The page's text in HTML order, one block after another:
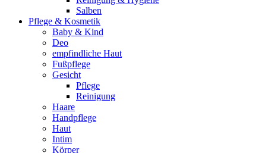
Salben
Pflege & Kosmetik
Baby & Kind
Deo
empfindliche Haut
Fußpflege
Gesicht
Pflege
Reinigung
Haare
Handpflege
Haut
Intim
Körper